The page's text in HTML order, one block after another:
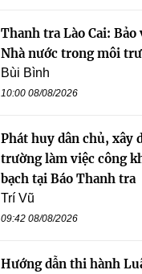
Thanh tra Lào Cai: Bảo
Nhà nước trong môi
Bùi Bình
10:00 08/08/2026
Phát huy dân chủ, xây
trường làm việc công
bạch tại Báo Thanh tra
Trí Vũ
09:42 08/08/2026
Hướng dẫn thi hành